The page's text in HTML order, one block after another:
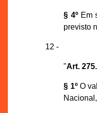
§ 4ºEm
previsto
12 -
"Art. 275.
§ 1ºO